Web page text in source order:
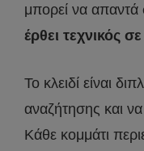
μπορεί να απαντά
έρθει τεχνικός
Το κλειδί είναι
αναζήτησης και
Κάθε κομμάτι